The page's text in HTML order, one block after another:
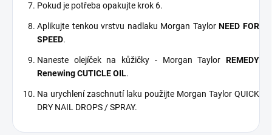
Pokud je potřeba opakujte krok 6.
Aplikujte tenkou vrstvu nadlaku Morgan TaylorNEED FOR
SPEED.
Naneste olejíček na kůžičky - Morgan Taylor REMEDY
Renewing CUTICLE OIL.
Na urychlení zaschnutí laku použijte Morgan Taylor QUICK
DRY NAIL DROPS / SPRAY.